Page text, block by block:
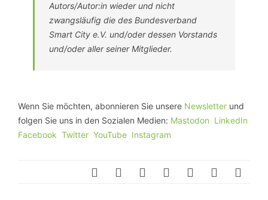
Autors/Autor:in wieder und nicht
zwangsläufig die des Bundesverband
Smart City e.V. und/oder dessen Vorstands
und/oder aller seiner Mitglieder.
Wenn Sie möchten, abonnieren Sie unsere Newsletter und
folgen Sie uns in den Sozialen Medien: Mastodon LinkedIn
Facebook Twitter YouTube Instagram